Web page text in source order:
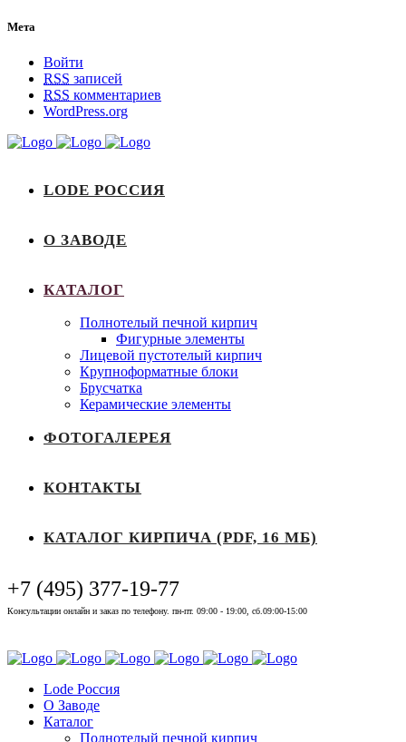
Мета
Войти
RSS записей
RSS комментариев
WordPress.org
LODE РОССИЯ
О ЗАВОДЕ
КАТАЛОГ
Полнотелый печной кирпич
Фигурные элементы
Лицевой пустотелый кирпич
Крупноформатные блоки
Брусчатка
Керамические элементы
ФОТОГАЛЕРЕЯ
КОНТАКТЫ
КАТАЛОГ КИРПИЧА (PDF, 16 МБ)
+7 (495) 377-19-77
Консультации онлайн и заказ по телефону. пн-пт. 09:00 - 19:00, сб.09:00-15:00
Lode Россия
О Заводе
Каталог
Полнотелый печной кирпич